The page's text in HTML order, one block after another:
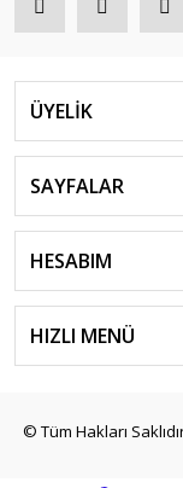
ÜYELİK
SAYFALAR
HESABIM
HIZLI MENÜ
© Tüm Hakları